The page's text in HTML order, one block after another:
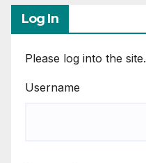
Log In
Please log into the site.
Username